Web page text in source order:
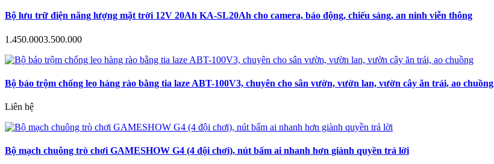
Bộ lưu trữ điện năng lượng mặt trời 12V 20Ah KA-SL20Ah cho camera, báo động, chiếu sáng, an ninh viễn thông
1.450.0003.500.000
Bộ báo trộm chống leo hàng rào bằng tia laze ABT-100V3, chuyên cho sân vườn, vườn lan, vườn cây ăn trái, ao chuồng
Liên hệ
Bộ mạch chuông trò chơi GAMESHOW G4 (4 đội chơi), nút bấm ai nhanh hơn giành quyền trả lời